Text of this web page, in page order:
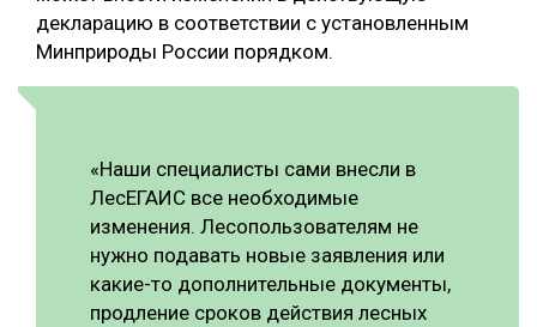
декларацию в соответствии с установленным
Минприроды России порядком.
«Наши специалисты сами внесли в
ЛесЕГАИС все необходимые
изменения. Лесопользователям не
нужно подавать новые заявления или
какие-то дополнительные документы,
продление сроков действия лесных